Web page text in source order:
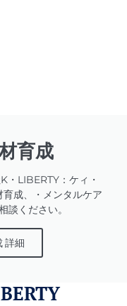
育成
・LIBERTY：ケィ・
成、・メンタルケア
談ください。
詳細